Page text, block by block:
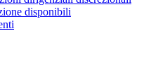
disponibili